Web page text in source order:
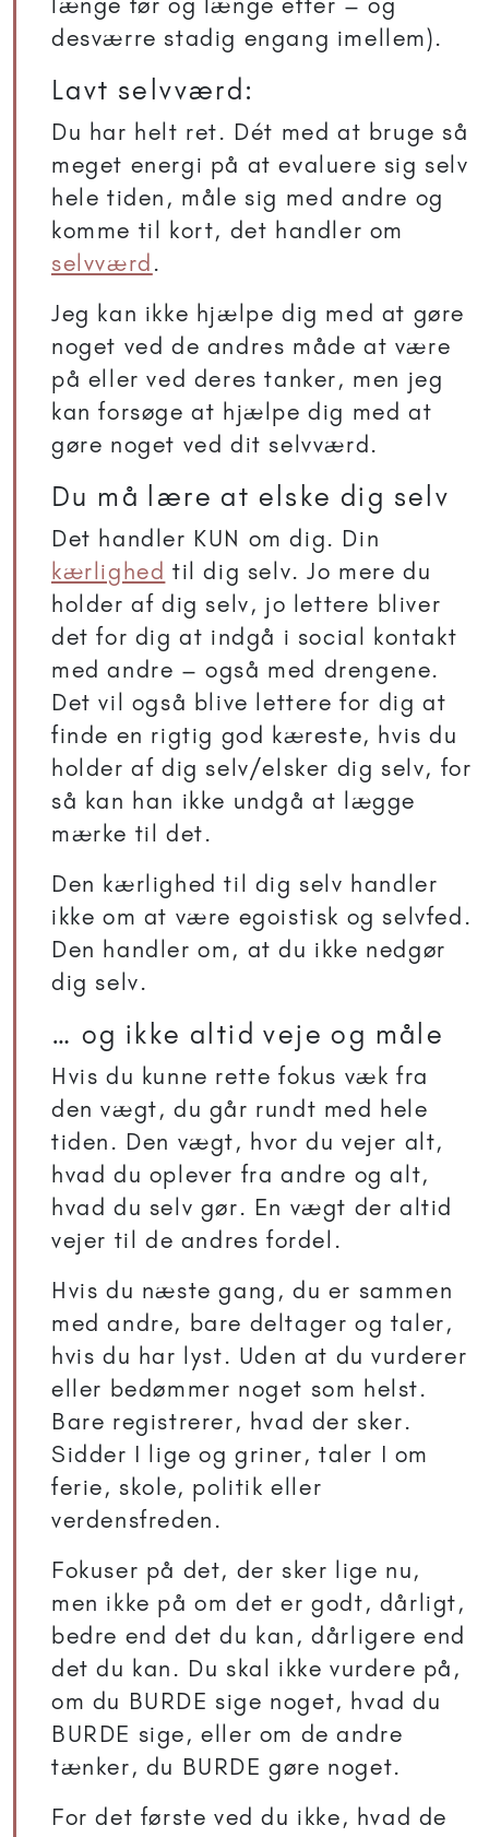
desværre stadig engang imellem).
Lavt selvværd:
Du har helt ret. Dét med at bruge så
meget energi på at evaluere sig selv
hele tiden, måle sig med andre og
komme til kort, det handler om
selvværd .
Jeg kan ikke hjælpe dig med at gøre
noget ved de andres måde at være
på eller ved deres tanker, men jeg
kan forsøge at hjælpe dig med at
gøre noget ved dit selvværd.
Du må lære at elske dig selv
Det handler KUN om dig. Din
kærlighed til dig selv. Jo mere du
holder af dig selv, jo lettere bliver
det for dig at indgå i social kontakt
med andre – også med drengene.
Det vil også blive lettere for dig at
finde en rigtig god kæreste, hvis du
holder af dig selv/elsker dig selv, for
så kan han ikke undgå at lægge
mærke til det.
Den kærlighed til dig selv handler
ikke om at være egoistisk og selvfed.
Den handler om, at du ikke nedgør
dig selv.
… og ikke altid veje og måle
Hvis du kunne rette fokus væk fra
den vægt, du går rundt med hele
tiden. Den vægt, hvor du vejer alt,
hvad du oplever fra andre og alt,
hvad du selv gør. En vægt der altid
vejer til de andres fordel.
Hvis du næste gang, du er sammen
med andre, bare deltager og taler,
hvis du har lyst. Uden at du vurderer
eller bedømmer noget som helst.
Bare registrerer, hvad der sker.
Sidder I lige og griner, taler I om
ferie, skole, politik eller
verdensfreden.
Fokuser på det, der sker lige nu,
men ikke på om det er godt, dårligt,
bedre end det du kan, dårligere end
det du kan. Du skal ikke vurdere på,
om du BURDE sige noget, hvad du
BURDE sige, eller om de andre
tænker, du BURDE gøre noget.
For det første ved du ikke, hvad de